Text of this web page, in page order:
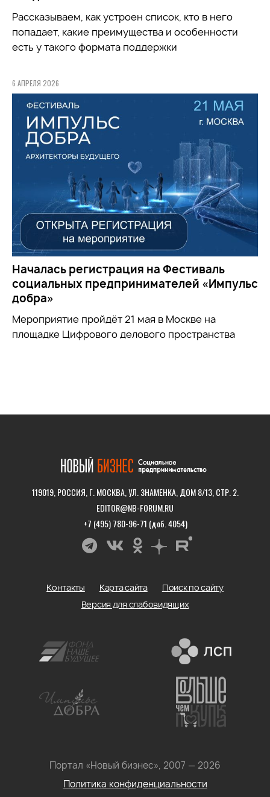
Рассказываем, как устроен список, кто в него
попадает, какие преимущества и особенности
есть у такого формата поддержки
6 АПРЕЛЯ 2026
Началась регистрация на Фестиваль
социальных предпринимателей «Импульс
добра»
Мероприятие пройдёт 21 мая в Москве на
площадке Цифрового делового пространства
119019, РОССИЯ, Г. МОСКВА, УЛ. ЗНАМЕНКА, ДОМ 8/13, СТР. 2.
EDITOR@NB-FORUM.RU
+7 (495) 780-96-71 (доб. 4054)
Портал «Новый бизнес», 2007 — 2026
Политика конфиденциальности
Контакты Карта сайта
Поиск по сайту
Версия для слабовидящих